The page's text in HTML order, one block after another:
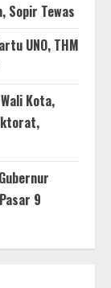
Sopir Tewas
UNO, THM
Kota,
9